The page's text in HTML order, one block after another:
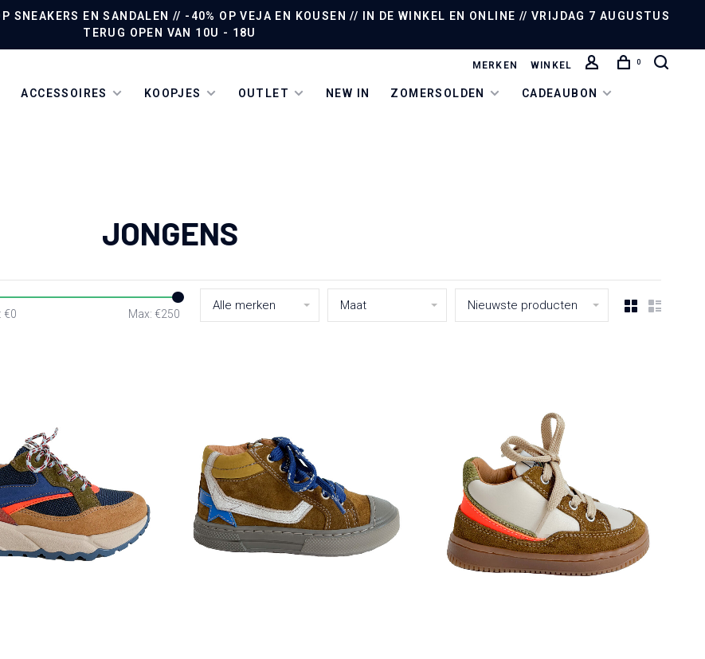
SNEAKERS EN SANDALEN // -40% OP VEJA EN KOUSEN // IN DE WINKEL EN ONLINE // VRIJDAG 7 AUGUSTUS
TERUG OPEN VAN 10U - 18U
ACCESSOIRES KOOPJES OUTLET NEW IN ZOMERSOLDEN CADEAUBON
MERKEN WINKEL 0
JONGENS
€0 Max: €250
Alle merken Maat Nieuwste producten